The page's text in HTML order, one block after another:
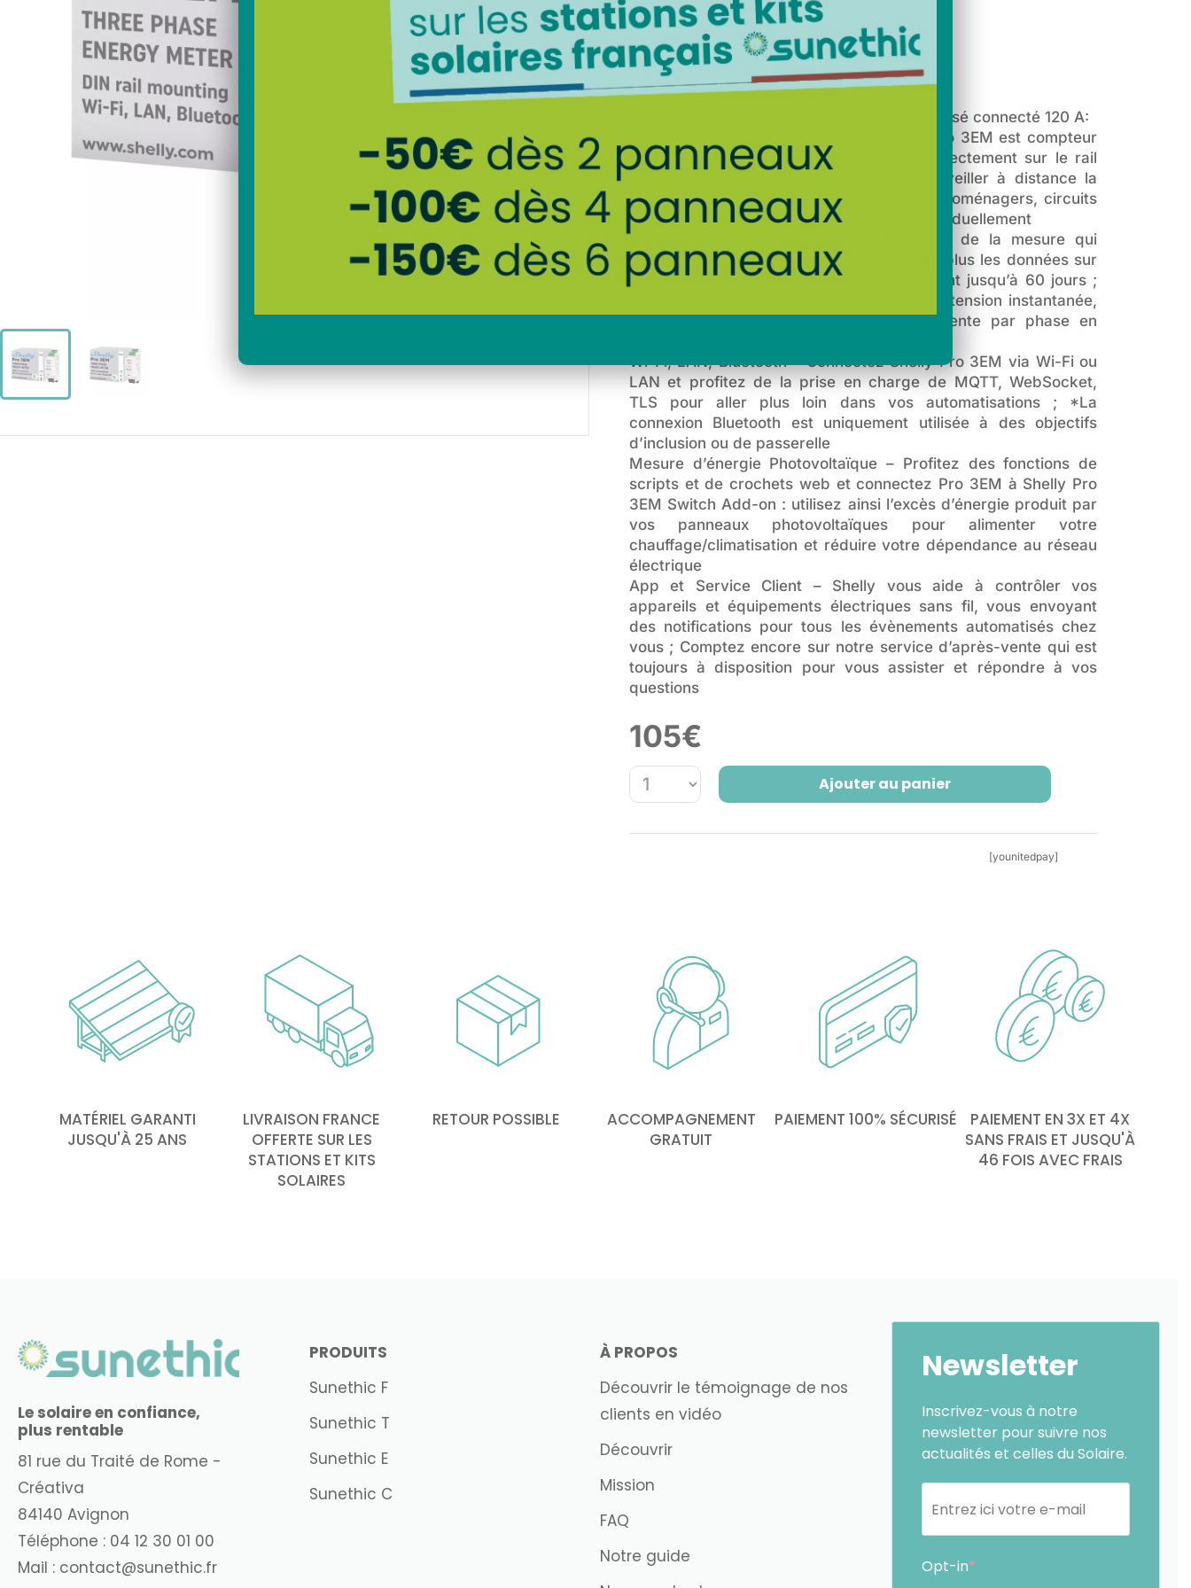
plug and play Anker photovoltaïques
Shelly Pro 3EM – Compteur électrique triphasé connecté 120 A:
Mesure d’énergie sur 3 phases – Shelly Pro 3EM est compteur
électrique triphasé (120A) qui s’installe directement sur le rail
DIN de votre tableau électrique pour surveiller à distance la
consommation de tous vos appareils électroménagers, circuits
électriques ou équipements de bureau individuellement
Précision classe B – Doté d’une justesse de la mesure qui
s’élève à 1%, Shelly Pro 3EM récupère en plus les données sur
la consommation pendant une période allant jusqu’à 60 jours ;
Suivez l’énergie accumulée, comme sur la tension instantanée,
le courant, la puissance active et apparente par phase en
Wi-Fi, LAN, Bluetooth – Connectez Shelly Pro 3EM via Wi-Fi ou
LAN et profitez de la prise en charge de MQTT, WebSocket,
TLS pour aller plus loin dans vos automatisations ; *La
connexion Bluetooth est uniquement utilisée à des objectifs
d’inclusion ou de passerelle
Mesure d’énergie Photovoltaïque – Profitez des fonctions de
scripts et de crochets web et connectez Pro 3EM à Shelly Pro
3EM Switch Add-on : utilisez ainsi l’excès d’énergie produit par
vos panneaux photovoltaïques pour alimenter votre
chauffage/climatisation et réduire votre dépendance au réseau
électrique
App et Service Client – Shelly vous aide à contrôler vos
appareils et équipements électriques sans fil, vous envoyant
des notifications pour tous les évènements automatisés chez
vous ; Comptez encore sur notre service d’après-vente qui est
toujours à disposition pour vous assister et répondre à vos
questions
105€
Ajouter au panier
[younitedpay]
MATÉRIEL GARANTI
JUSQU'À 25 ANS
LIVRAISON FRANCE
OFFERTE SUR LES
STATIONS ET KITS
SOLAIRES
RETOUR POSSIBLE
ACCOMPAGNEMENT
GRATUIT
PAIEMENT 100% SÉCURISÉ
PAIEMENT EN 3X ET 4X
SANS FRAIS ET JUSQU'À
46 FOIS AVEC FRAIS
Le solaire en confiance,
plus rentable
81 rue du Traité de Rome -
Créativa
84140 Avignon
Téléphone : 04 12 30 01 00
Mail : contact@sunethic.fr
PRODUITS
Sunethic F
Sunethic T
Sunethic E
Sunethic C
À PROPOS
Découvrir le témoignage de nos
clients en vidéo
Découvrir
Mission
FAQ
Notre guide
Newsletter
Inscrivez-vous à notre
newsletter pour suivre nos
actualités et celles du Solaire.
Opt-in